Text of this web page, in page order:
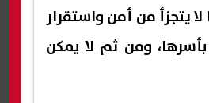
يتجزأ من أمن واستقرار
ومن ثم لا يمكن